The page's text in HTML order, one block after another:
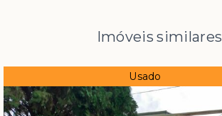
Imóveis similares
Usado